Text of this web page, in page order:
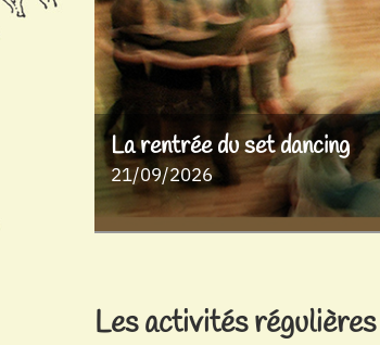
La rentrée du set dancing
21/09/2026
Les activités régulières